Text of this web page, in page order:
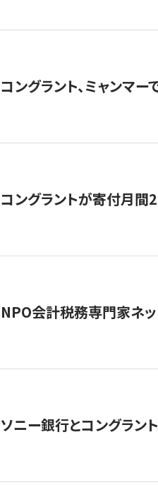
コングラント、ミャンマ
コングラントが寄付月
NPO会計税務専門家ネッ
ソニー銀行とコングラン